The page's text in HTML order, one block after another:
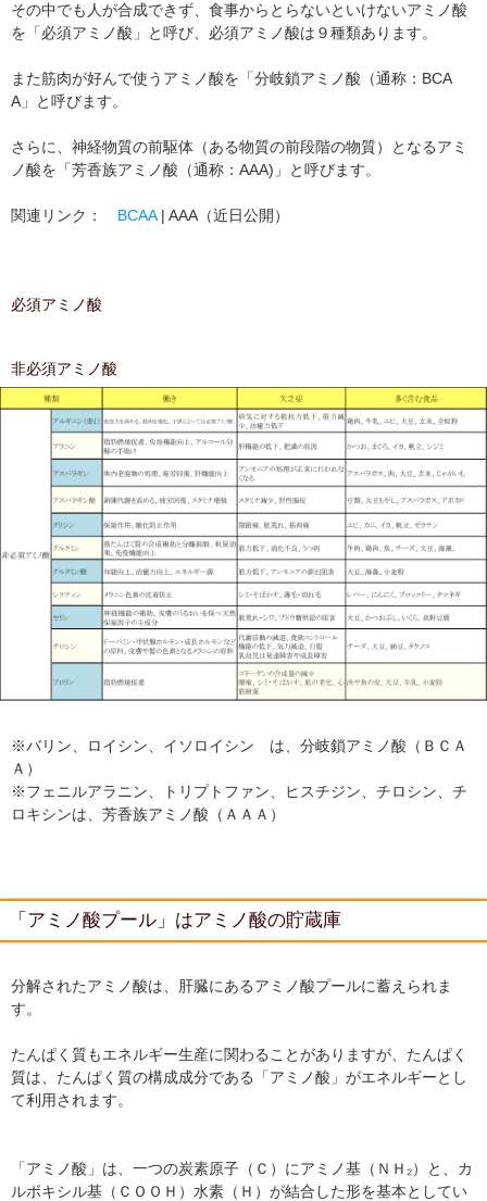
その中でも人が合成できず、食事からとらないといけないアミノ酸
を「必須アミノ酸」と呼び、必須アミノ酸は９種類あります。
また筋肉が好んで使うアミノ酸を「分岐鎖アミノ酸（通称：BCA
A」と呼びます。
さらに、神経物質の前駆体（ある物質の前段階の物質）となるアミ
ノ酸を「芳香族アミノ酸（通称：AAA)」と呼びます。
関連リンク： BCAA| AAA（近日公開）
必須アミノ酸
非必須アミノ酸
※バリン、ロイシン、イソロイシン は、分岐鎖アミノ酸（ＢＣＡ
Ａ）
※フェニルアラニン、トリプトファン、ヒスチジン、チロシン、チ
ロキシンは、芳香族アミノ酸（ＡＡＡ）
「アミノ酸プール」はアミノ酸の貯蔵庫
分解されたアミノ酸は、肝臓にあるアミノ酸プールに蓄えられま
す。
たんぱく質もエネルギー生産に関わることがありますが、たんぱく
質は、たんぱく質の構成成分である「アミノ酸」がエネルギーとし
て利用されます。
「アミノ酸」は、一つの炭素原子（Ｃ）にアミノ基（ＮＨ₂）と、カ
ルボキシル基（ＣＯＯＨ）水素（Ｈ）が結合した形を基本としてい